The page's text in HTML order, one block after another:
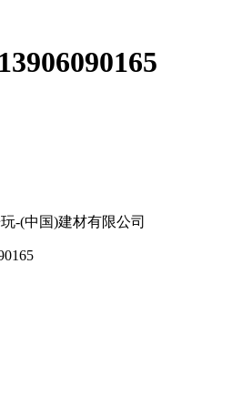
13906090165
-(中国)建材有限公司